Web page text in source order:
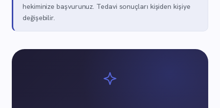
hekiminize başvurunuz. Tedavi sonuçları kişiden kişiye
değişebilir.